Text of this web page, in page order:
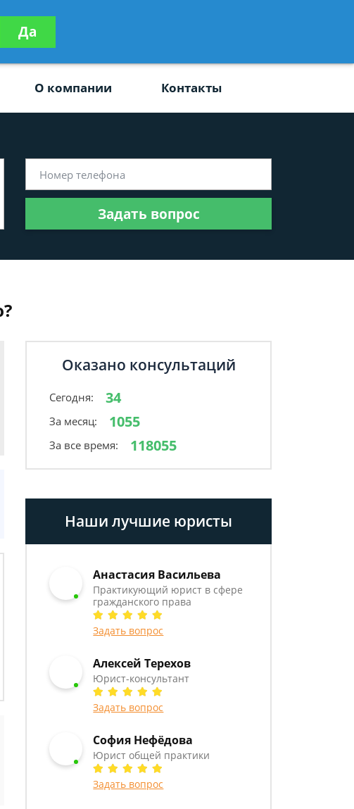
бесплатно
О компании Контакты
Задать вопрос
Оказано консультаций
Сегодня: 34
За месяц: 1055
За все время: 118055
Наши лучшие юристы
Анастасия Васильева
Практикующий юрист в сфере
гражданского права
Задать вопрос
Алексей Терехов
Юрист-консультант
Задать вопрос
София Нефёдова
Юрист общей практики
Задать вопрос
Да